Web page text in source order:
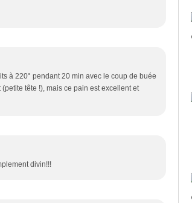
à 220° pendant 20 min avec le coup de buée
tête !), mais ce pain est excellent et
divin!!!